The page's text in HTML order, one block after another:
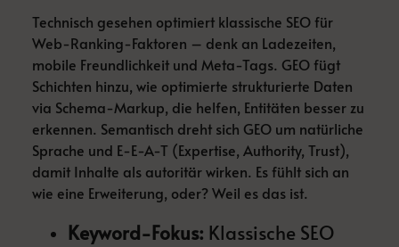
Technisch gesehen optimiert klassische SEO für
Web-Ranking-Faktoren – denk an Ladezeiten,
mobile Freundlichkeit und Meta-Tags. GEO fügt
Schichten hinzu, wie optimierte strukturierte Daten
via Schema-Markup, die helfen, Entitäten besser zu
erkennen. Semantisch dreht sich GEO um natürliche
Sprache und E-E-A-T (Expertise, Authority, Trust),
damit Inhalte als autoritär wirken. Es fühlt sich an
wie eine Erweiterung, oder? Weil es das ist.
Keyword-Fokus: Klassische SEO